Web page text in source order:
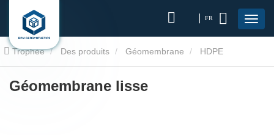
FR
Trophée Des produits Géomembrane HDPE
géomembranaire Géomembrane lisse
Géomembrane lisse